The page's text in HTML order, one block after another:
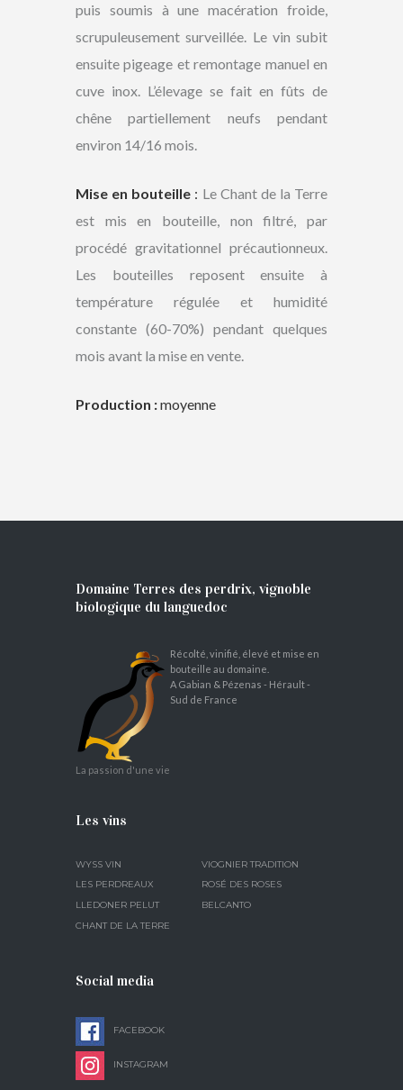
puis soumis à une macération froide,
scrupuleusement surveillée. Le vin subit
ensuite pigeage et remontage manuel en
cuve inox. L’élevage se fait en fûts de
chêne partiellement neufs pendant
environ 14/16 mois.
Mise en bouteille : Le Chant de la Terre
est mis en bouteille, non filtré, par
procédé gravitationnel précautionneux.
Les bouteilles reposent ensuite à
température régulée et humidité
constante (60-70%) pendant quelques
mois avant la mise en vente.
Production :moyenne
Domaine Terres des perdrix, vignoble
biologique du languedoc
La passion d'une vie
Récolté, vinifié, élevé et mise en
bouteille au domaine.
A Gabian & Pézenas - Hérault -
Sud de France
Les vins
WYSS VIN
VIOGNIER TRADITION
LES PERDREAUX
ROSÉ DES ROSES
LLEDONER PELUT
BELCANTO
CHANT DE LA TERRE
Social media
FACEBOOK
INSTAGRAM